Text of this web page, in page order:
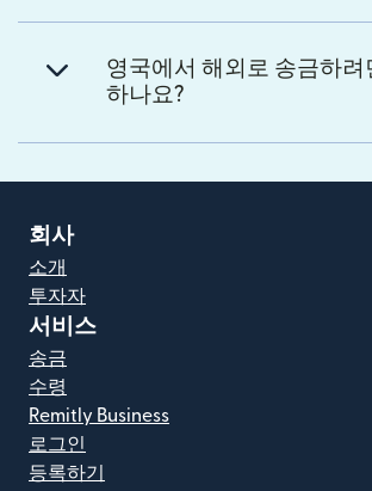
영국에서 해외로 송금하려
하나요?
회사
소개
투자자
서비스
송금
수령
Remitly Business
로그인
등록하기